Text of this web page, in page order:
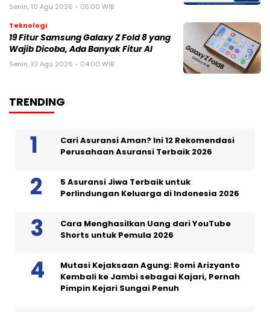
Senin, 10 Agu 2026 - 05:00 WIB
Teknologi
19 Fitur Samsung Galaxy Z Fold 8 yang
Wajib Dicoba, Ada Banyak Fitur AI
Senin, 10 Agu 2026 - 04:00 WIB
TRENDING
Cari Asuransi Aman? Ini 12 Rekomendasi
Perusahaan Asuransi Terbaik 2026
5 Asuransi Jiwa Terbaik untuk
Perlindungan Keluarga di Indonesia 2026
Cara Menghasilkan Uang dari YouTube
Shorts untuk Pemula 2026
Mutasi Kejaksaan Agung: Romi Arizyanto
Kembali ke Jambi sebagai Kajari, Pernah
Pimpin Kejari Sungai Penuh